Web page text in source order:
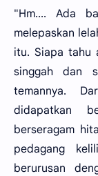
"Hm.... Ada
melepaskan
itu. Siapa tahu
singgah dan
temannya.
didapatkan
berseragam
pedagang
berurusan